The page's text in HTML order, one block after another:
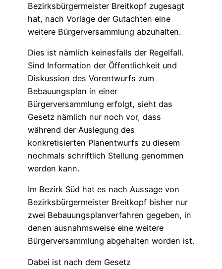
Bezirksbürgermeister Breitkopf zugesagt
hat, nach Vorlage der Gutachten eine
weitere Bürgerversammlung abzuhalten.
Dies ist nämlich keinesfalls der Regelfall.
Sind Information der Öffentlichkeit und
Diskussion des Vorentwurfs zum
Bebauungsplan in einer
Bürgerversammlung erfolgt, sieht das
Gesetz nämlich nur noch vor, dass
während der Auslegung des
konkretisierten Planentwurfs zu diesem
nochmals schriftlich Stellung genommen
werden kann.
Im Bezirk Süd hat es nach Aussage von
Bezirksbürgermeister Breitkopf bisher nur
zwei Bebauungsplanverfahren gegeben, in
denen ausnahmsweise eine weitere
Bürgerversammlung abgehalten worden ist.
Dabei ist nach dem Gesetz